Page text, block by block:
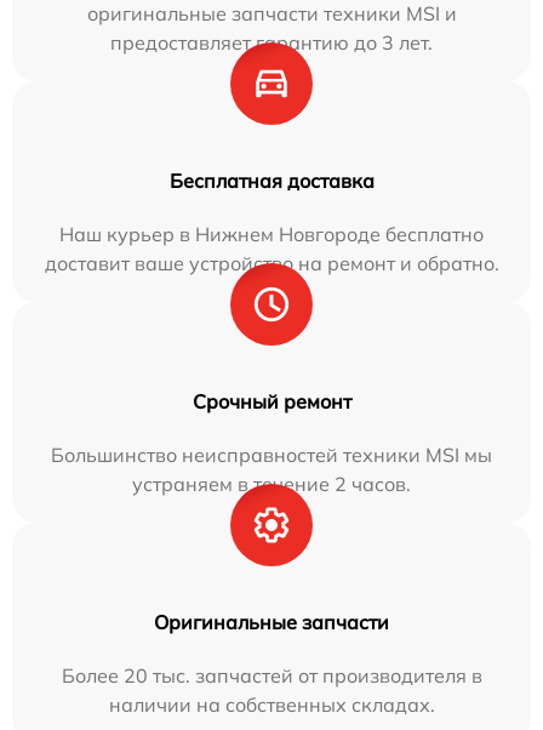
оригинальные запчасти техники MSI и
предоставляет гарантию до 3 лет.
Бесплатная доставка
Наш курьер в Нижнем Новгороде бесплатно
доставит ваше устройство на ремонт и обратно.
Срочный ремонт
Большинство неисправностей техники MSI мы
устраняем в течение 2 часов.
Оригинальные запчасти
Более 20 тыс. запчастей от производителя в
наличии на собственных складах.